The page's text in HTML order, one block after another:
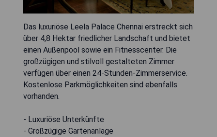
Das luxuriöse Leela Palace Chennai erstreckt sich
über 4,8 Hektar friedlicher Landschaft und bietet
einen Außenpool sowie ein Fitnesscenter. Die
großzügigen und stilvoll gestalteten Zimmer
verfügen über einen 24-Stunden-Zimmerservice.
Kostenlose Parkmöglichkeiten sind ebenfalls
vorhanden.
- Luxuriöse Unterkünfte
- Großzügige Gartenanlage